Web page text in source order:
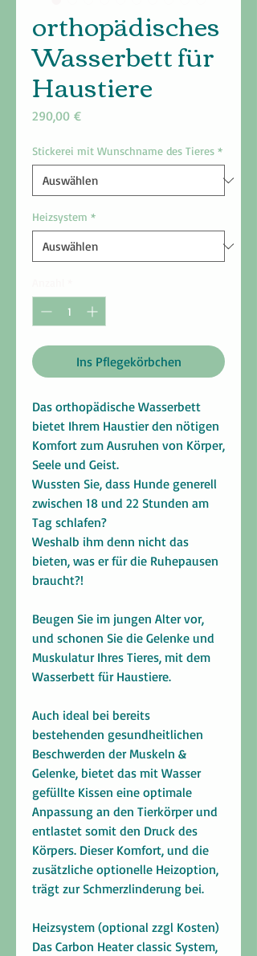
orthopädisches
Wasserbett für
Haustiere
290,00 €Preis
Stickerei mit Wunschname des Tieres *
Heizsystem *
Ins Pflegekörbchen
Das orthopädische Wasserbett
bietet Ihrem Haustier den nötigen
Komfort zum Ausruhen von Körper,
Seele und Geist.
Wussten Sie, dass Hunde generell
zwischen 18 und 22 Stunden am
Tag schlafen?
Weshalb ihm denn nicht das
bieten, was er für die Ruhepausen
braucht?!
Beugen Sie im jungen Alter vor,
und schonen Sie die Gelenke und
Muskulatur Ihres Tieres, mit dem
Wasserbett für Haustiere.
Auch ideal bei bereits
bestehenden gesundheitlichen
Beschwerden der Muskeln &
Gelenke, bietet das mit Wasser
gefüllte Kissen eine optimale
Anpassung an den Tierkörper und
entlastet somit den Druck des
Körpers. Dieser Komfort, und die
zusätzliche optionelle Heizoption,
trägt zur Schmerzlinderung bei.
Heizsystem (optional zzgl Kosten)
Das Carbon Heater classic System,